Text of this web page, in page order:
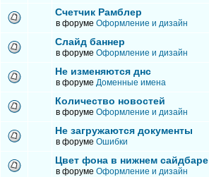
Счетчик Рамблер
в форуме Оформление и дизайн
Слайд баннер
в форуме Оформление и дизайн
Не изменяются днс
в форуме Доменные имена
Количество новостей
в форуме Оформление и дизайн
Не загружаются документы
в форуме Ошибки
Цвет фона в нижнем сайдбаре
в форуме Оформление и дизайн